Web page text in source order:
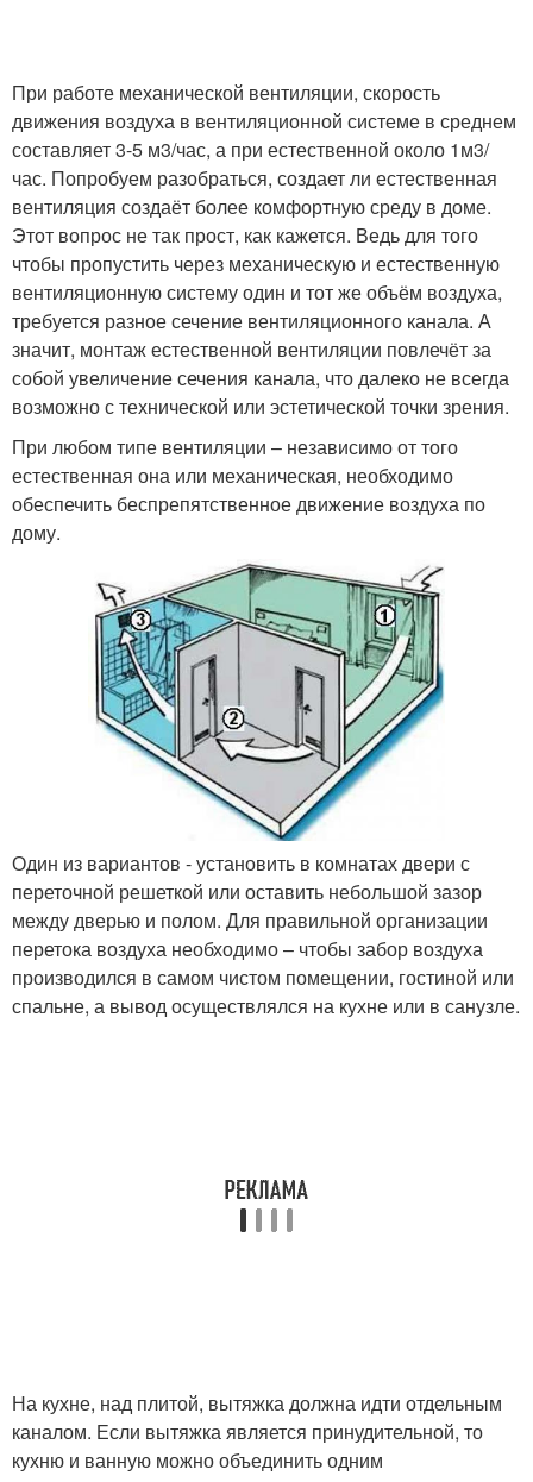
При работе механической вентиляции, скорость
движения воздуха в вентиляционной системе в среднем
составляет 3-5 м3/час, а при естественной около 1м3/
час. Попробуем разобраться, создает ли естественная
вентиляция создаёт более комфортную среду в доме.
Этот вопрос не так прост, как кажется. Ведь для того
чтобы пропустить через механическую и естественную
вентиляционную систему один и тот же объём воздуха,
требуется разное сечение вентиляционного канала. А
значит, монтаж естественной вентиляции повлечёт за
собой увеличение сечения канала, что далеко не всегда
возможно с технической или эстетической точки зрения.
При любом типе вентиляции – независимо от того
естественная она или механическая, необходимо
обеспечить беспрепятственное движение воздуха по
дому.
Один из вариантов - установить в комнатах двери с
переточной решеткой или оставить небольшой зазор
между дверью и полом. Для правильной организации
перетока воздуха необходимо – чтобы забор воздуха
производился в самом чистом помещении, гостиной или
спальне, а вывод осуществлялся на кухне или в санузле.
На кухне, над плитой, вытяжка должна идти отдельным
каналом. Если вытяжка является принудительной, то
кухню и ванную можно объединить одним